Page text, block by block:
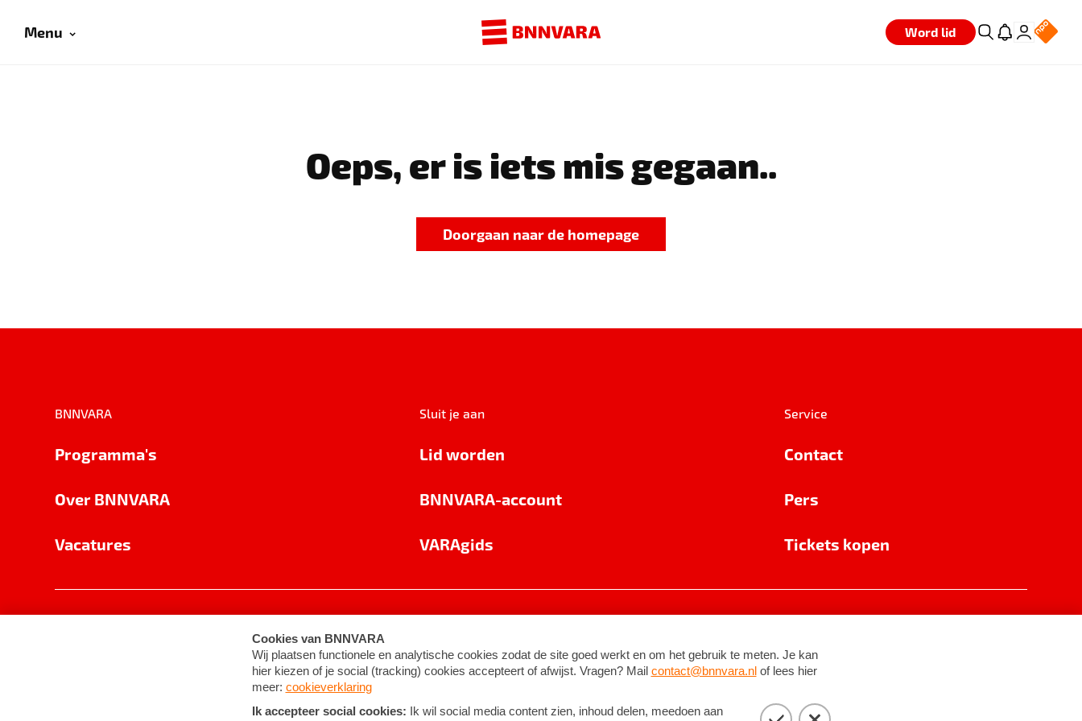
Menu Word lid
Oeps, er is iets mis gegaan..
Doorgaan naar de homepage
BNNVARA
Programma's
Over BNNVARA
Vacatures
Sluit je aan
Lid worden
BNNVARA-account
VARAgids
Service
Contact
Pers
Tickets kopen
Cookie-instellingen Algemene voorwaarden ©2026BNNVARA